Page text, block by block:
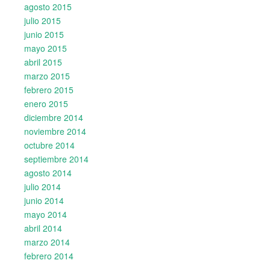
agosto 2015
julio 2015
junio 2015
mayo 2015
abril 2015
marzo 2015
febrero 2015
enero 2015
diciembre 2014
noviembre 2014
octubre 2014
septiembre 2014
agosto 2014
julio 2014
junio 2014
mayo 2014
abril 2014
marzo 2014
febrero 2014